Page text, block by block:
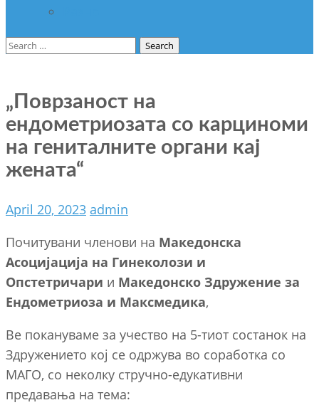
Search
„Поврзаност на
ендометриозата со карциноми
на гениталните органи кај
жената“
April 20, 2023 admin
Почитувани членови на Македонска
Асоцијација на Гинеколози и
Опстетричари и Македонско Здружение за
Ендометриоза и Максмедика,
Ве покануваме за учество на 5-тиот состанок на
Здружението кој се одржува во соработка со
МАГО, со неколку стручно-едукативни
предавања на тема: